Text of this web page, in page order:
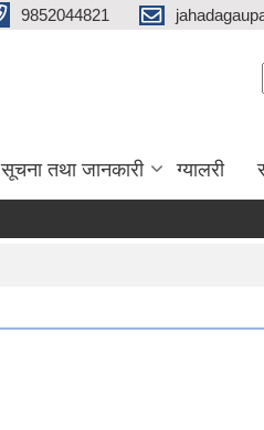
9852044821
सूचना तथा जानकारी ग्यालरी